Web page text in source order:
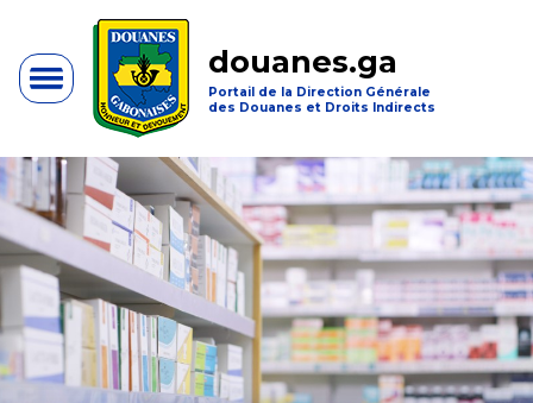
douanes.ga
Portail de la Direction Générale
des Douanes et Droits Indirects